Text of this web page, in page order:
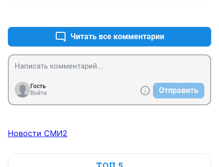
Читать все комментарии
Гость
Войти
Отправить
Новости СМИ2